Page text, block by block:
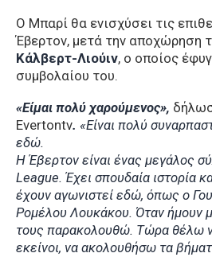
Ο Μπαρί θα ενισχύσει τις
Έβερτον, μετά την αποχώρηση
Κάλβερτ-Λιούιν, ο οποίος
συμβολαίου του.
«Είμαι πολύ χαρούμενος»,
Evertontv. «Είναι πολύ
εδώ.
Η Έβερτον είναι ένας μεγάλος
League. Έχει σπουδαία ιστορία
έχουν αγωνιστεί εδώ, όπως ο
Ρομέλου Λουκάκου. Όταν ήμουν
τους παρακολουθώ. Τώρα θέλω
εκείνοι, να ακολουθήσω τα